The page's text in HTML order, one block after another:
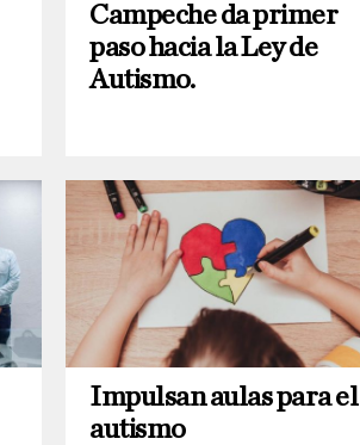
Campeche da primer
paso hacia la Ley de
Autismo.
Impulsan aulas para el
autismo